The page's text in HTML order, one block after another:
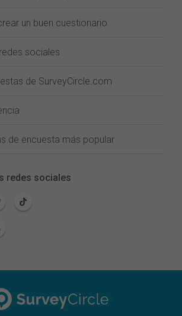
un buen cuestionario
sociales
de SurveyCircle.com
de encuesta más popular
redes sociales